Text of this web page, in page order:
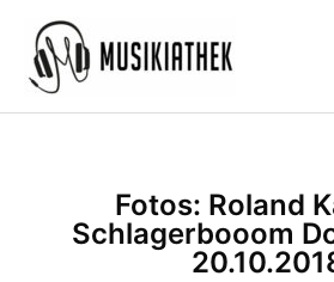
Inhalt
springen
Fotos: Roland
Schlagerbooom